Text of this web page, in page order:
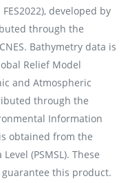
developed by
through the
Bathymetry data is
Relief Model
and Atmospheric
through the
Information
obtained from the
(PSMSL). These
this product.